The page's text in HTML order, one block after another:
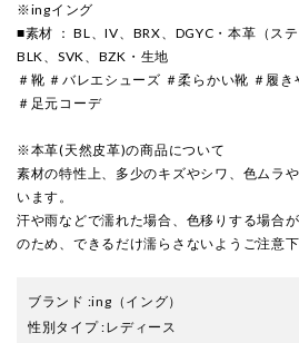
※ingイング
■素材 ： BL、IV、BRX、DGYC・本革（ス
BLK、SVK、BZK・生地
＃靴 ＃バレエシューズ ＃柔らかい靴 ＃履
＃足元コーデ
※本革(天然皮革)の商品について
素材の特性上、多少のキズやシワ、色ムラ
います。
汗や雨などで濡れた場合、色移りする場合
のため、できるだけ濡らさないようご注意下
ブランド :ing （イング）
性別タイプ:レディース